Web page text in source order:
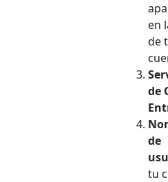
en
de
de
de
tu